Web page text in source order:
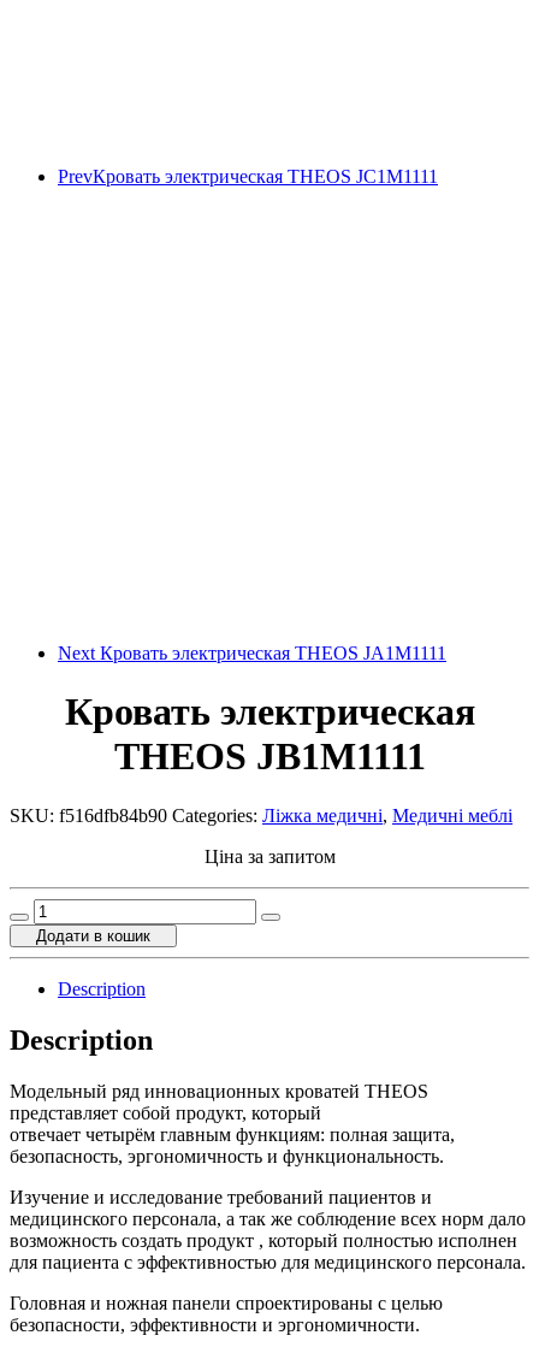
PrevКровать электрическая THEOS JC1M1111
Next Кровать электрическая THEOS JA1M1111
Кровать электрическая
THEOS JB1M1111
SKU: f516dfb84b90 Categories: Ліжка медичні, Медичні меблі
Ціна за запитом
Кровать
электрическая
THEOS
quantity
Додати в кошик
Description
Description
Модельный ряд инновационных кроватей THEOS
представляет собой продукт, который
отвечает четырём главным функциям: полная защита,
безопасность, эргономичность и функциональность.
Изучение и исследование требований пациентов и
медицинского персонала, а так же соблюдение всех норм дало
возможность создать продукт , который полностью исполнен
для пациента с эффективностью для медицинского персонала.
Головная и ножная панели спроектированы с целью
безопасности, эффективности и эргономичности.